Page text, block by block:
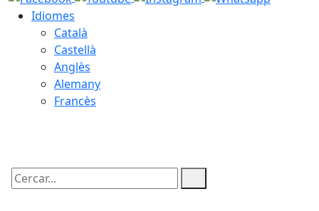
Idiomes
Català
Castellà
Anglès
Alemany
Francès
Cercar: